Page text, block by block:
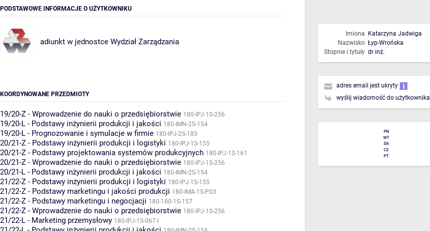
PODSTAWOWE INFORMACJE O UŻYTKOWNIKU
adiunkt w jednostce Wydział Zarządzania
KOORDYNOWANE PRZEDMIOTY
19/20-Z - Wprowadzenie do nauki o przedsiębiorstwie 180-IPJ-1S-256
19/20-L - Podstawy inżynierii produkcji i jakości 180-IMN-2S-154
19/20-L - Prognozowanie i symulacje w firmie 180-IPJ-2S-183
20/21-Z - Podstawy inżynierii produkcji i logistyki 180-IPJ-1S-155
20/21-Z - Podstawy projektowania systemów produkcyjnych 180-IPJ-1S-161
20/21-Z - Wprowadzenie do nauki o przedsiębiorstwie 180-IPJ-1S-256
20/21-L - Podstawy inżynierii produkcji i jakości 180-IMN-2S-154
21/22-Z - Podstawy inżynierii produkcji i logistyki 180-IPJ-1S-155
21/22-Z - Podstawy marketingu i jakości produkcji 180-IMA-1S-P03
21/22-Z - Podstawy marketingu i negocjacji 180-180-1S-157
21/22-Z - Wprowadzenie do nauki o przedsiębiorstwie 180-IPJ-1S-256
21/22-L - Marketing przemysłowy 180-IPJ-1S-067-I
Imiona
Katarzyna Jadwiga
Nazwisko Łyp-Wrońska
Stopnie i tytuły dr inż.
adres email jest ukryty
wyślij wiadomość do użytkownika
PN
WT
ŚR
CZ
PT